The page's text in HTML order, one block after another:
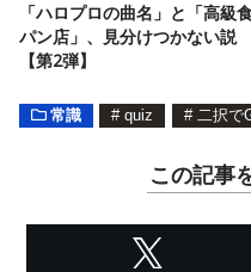
「ハロプロの曲名」と「高級
パン店」、見分けつかない説
【第2弾】
常識 # quiz # 二択で
この記事